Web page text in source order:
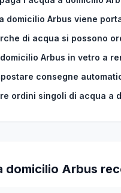
domicilio Arbus viene
di acqua si possono
Arbus in vetro a
consegne
ordini singoli di acqua a
domicilio Arbus